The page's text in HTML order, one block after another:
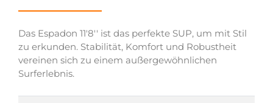
Das Espadon 11'8'' ist das perfekte SUP, um mit Stil
zu erkunden. Stabilität, Komfort und Robustheit
vereinen sich zu einem außergewöhnlichen
Surferlebnis.